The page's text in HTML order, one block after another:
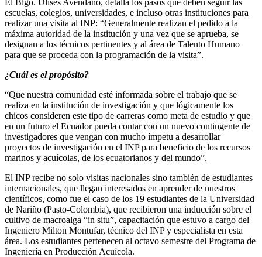
escuelas, colegios, universidades, e incluso otras instituciones para
realizar una visita al INP: “Generalmente realizan el pedido a la
máxima autoridad de la institución y una vez que se aprueba, se
designan a los técnicos pertinentes y al área de Talento Humano
para que se proceda con la programación de la visita”.
¿Cuál es el propósito?
“Que nuestra comunidad esté informada sobre el trabajo que se
realiza en la institución de investigación y que lógicamente los
chicos consideren este tipo de carreras como meta de estudio y que
en un futuro el Ecuador pueda contar con un nuevo contingente de
investigadores que vengan con mucho ímpetu a desarrollar
proyectos de investigación en el INP para beneficio de los recursos
marinos y acuícolas, de los ecuatorianos y del mundo”.
El INP recibe no solo visitas nacionales sino también de estudiantes
internacionales, que llegan interesados en aprender de nuestros
científicos, como fue el caso de los 19 estudiantes de la Universidad
de Nariño (Pasto-Colombia), que recibieron una inducción sobre el
cultivo de macroalga “in situ”, capacitación que estuvo a cargo del
Ingeniero Milton Montufar, técnico del INP y especialista en esta
área. Los estudiantes pertenecen al octavo semestre del Programa de
Ingeniería en Producción Acuícola.